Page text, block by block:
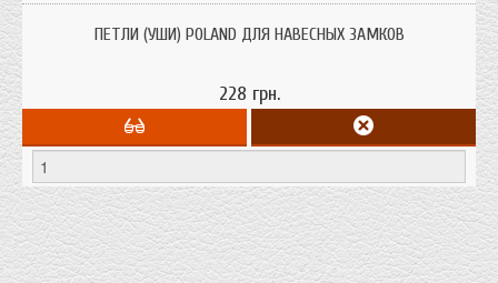
ПЕТЛИ (УШИ) POLAND ДЛЯ НАВЕСНЫХ ЗАМКОВ
228 грн.